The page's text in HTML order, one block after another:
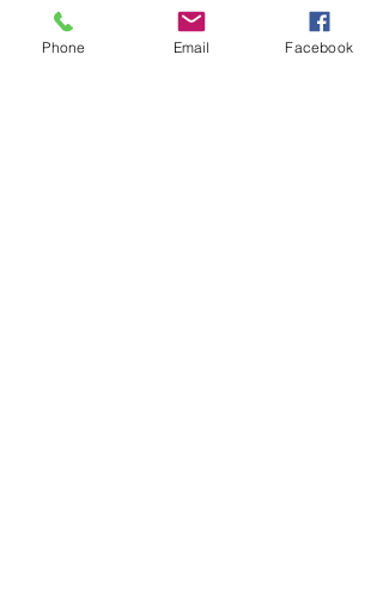
Phone Email Facebook